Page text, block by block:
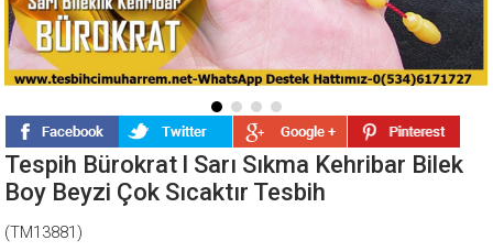
Tespih Bürokrat l Sarı Sıkma Kehribar Bilek
Boy Beyzi Çok Sıcaktır Tesbih
(TM13881)